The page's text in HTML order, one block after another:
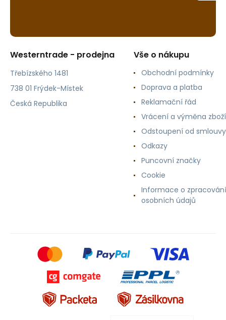
Westerntrade - prodejna
Třebízského 1481
738 01 Frýdek-Místek
Česká Republika
Vše o nákupu
Obchodní podmínky
Doprava a platba
Reklamační řád
Vrácení a výměna zboží
Odstoupení od smlouvy
Odkazy
Puncovní značky
Cookie
Informace o zpracování
osobních údajů